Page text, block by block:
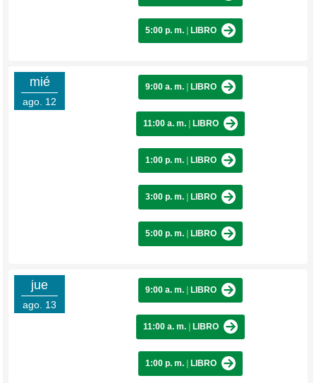
5:00 p. m. LIBRO
mié
ago. 12
9:00 a. m. LIBRO
11:00 a. m. LIBRO
1:00 p. m. LIBRO
3:00 p. m. LIBRO
5:00 p. m. LIBRO
jue
ago. 13
9:00 a. m. LIBRO
11:00 a. m. LIBRO
1:00 p. m. LIBRO